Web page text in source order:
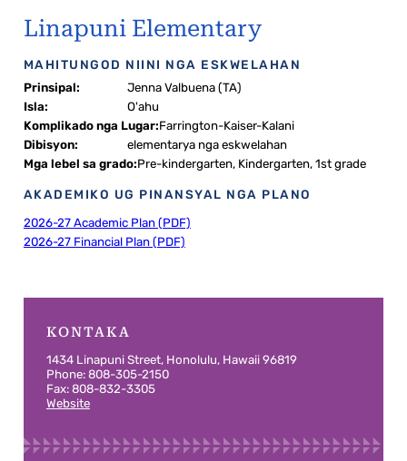
Linapuni Elementary
MAHITUNGOD NIINI NGA ESKWELAHAN
Prinsipal:
Jenna Valbuena (TA)
Isla:
O'ahu
Komplikado nga Lugar:Farrington-Kaiser-Kalani
Dibisyon:
elementarya nga eskwelahan
Mga lebel sa grado:Pre-kindergarten, Kindergarten, 1st grade
AKADEMIKO UG PINANSYAL NGA PLANO
2026-27 Academic Plan (PDF)
2026-27 Financial Plan (PDF)
KONTAKA
1434 Linapuni Street, Honolulu, Hawaii 96819
Phone: 808-305-2150
Fax: 808-832-3305
Website